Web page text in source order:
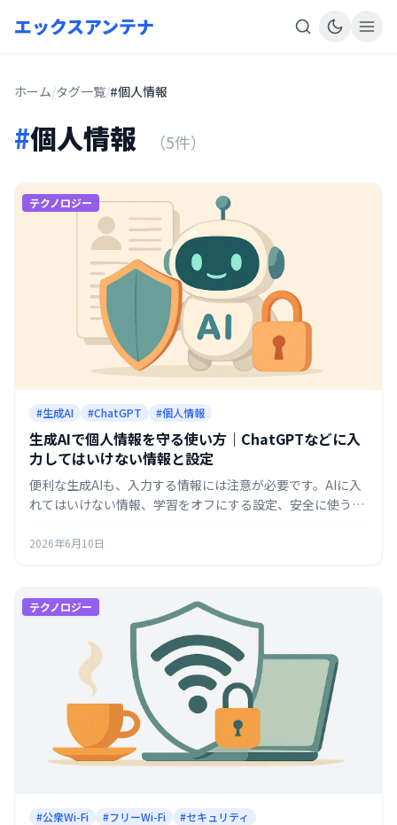
エックスアンテナ
ホーム/タグ一覧/#個人情報
#個人情報 （5件）
テクノロジー
#生成AI #ChatGPT #個人情報
生成AIで個人情報を守る使い方｜ChatGPTなどに入
力してはいけない情報と設定
便利な生成AIも、入力する情報には注意が必要です。AIに入
れてはいけない情報、学習をオフにする設定、安全に使うコ
2026年6月10日
テクノロジー
#公衆Wi-Fi #フリーWi-Fi #セキュリティ